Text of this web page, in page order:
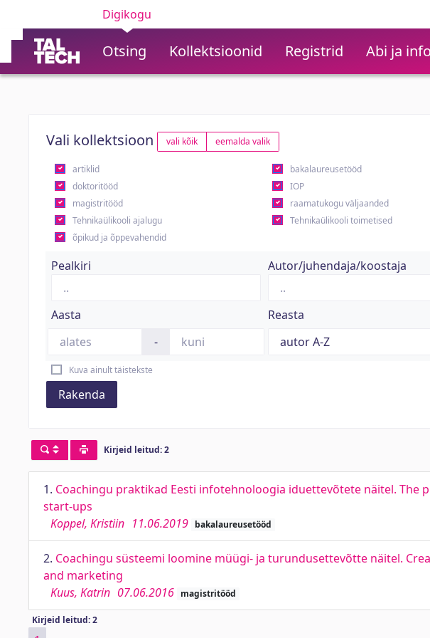
Digikogu
Otsing Kollektsioonid Registrid Abi ja info
Vali kollektsioon vali kõik eemalda valik
artiklid bakalaureusetööd
doktoritööd
IOP
magistritööd
raamatukogu väljaanded
Tehnikaülikooli ajalugu
Tehnikaülikooli toimetised
õpikud ja õppevahendid
Pealkiri Autor/juhendaja/koostaja
Aasta
-
Reasta
Kuva ainult täistekste
Rakenda
Kirjeid leitud: 2
1. Coachingu praktikad Eesti infotehnoloogia iduettevõtete näitel.
start-ups
Koppel, Kristiin 11.06.2019 bakalaureusetööd
2. Coachingu süsteemi loomine müügi- ja turundusettevõtte näitel.
and marketing
Kuus, Katrin 07.06.2016 magistritööd
Kirjeid leitud: 2